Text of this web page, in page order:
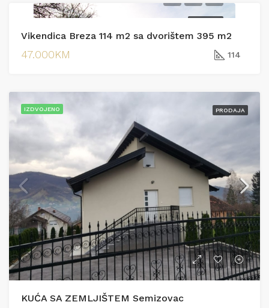
Vikendica Breza 114 m2 sa dvorištem 395 m2
47.000KM 114
IZDVOJENO PRODAJA
KUĆA SA ZEMLJIŠTEM Semizovac